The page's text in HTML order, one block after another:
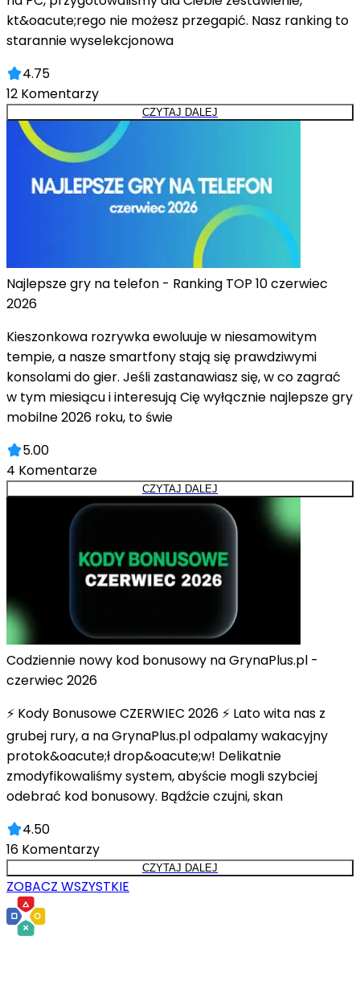
kt&oacute;rego nie możesz przegapić. Nasz ranking to
starannie wyselekcjonowa
4.75
12 Komentarzy
CZYTAJ DALEJ
Najlepsze gry na telefon - Ranking TOP 10 czerwiec
2026
Kieszonkowa rozrywka ewoluuje w niesamowitym
tempie, a nasze smartfony stają się prawdziwymi
konsolami do gier. Jeśli zastanawiasz się, w co zagrać
w tym miesiącu i interesują Cię wyłącznie najlepsze gry
mobilne 2026 roku, to świe
5.00
4 Komentarze
CZYTAJ DALEJ
Codziennie nowy kod bonusowy na GrynaPlus.pl -
czerwiec 2026
⚡ Kody Bonusowe CZERWIEC 2026 ⚡ Lato wita nas z
grubej rury, a na GrynaPlus.pl odpalamy wakacyjny
protok&oacute;ł drop&oacute;w! Delikatnie
zmodyfikowaliśmy system, abyście mogli szybciej
odebrać kod bonusowy. Bądźcie czujni, skan
4.50
16 Komentarzy
CZYTAJ DALEJ
ZOBACZ WSZYSTKIE